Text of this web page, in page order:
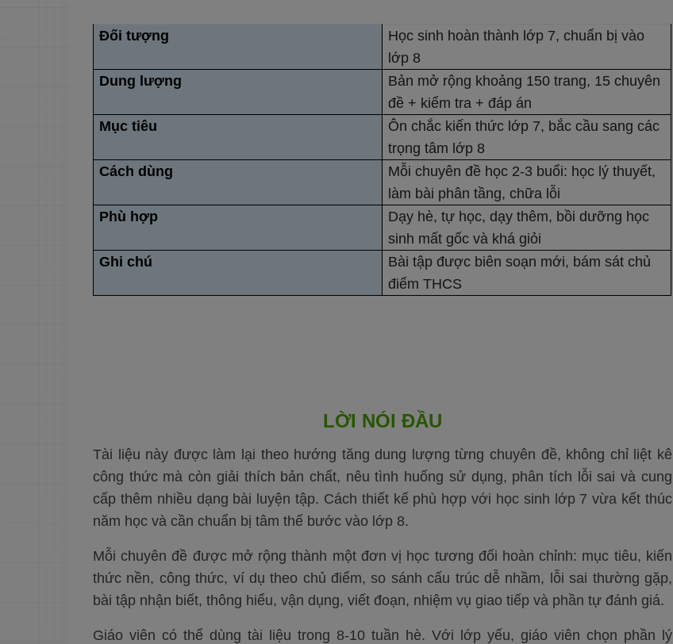
Nhận biết và thông hiểu
10. Bài tập mở rộng -
Sửa lỗi chuyên sâu
Viết câu và viết đoạn
13. Phiếu tự kiểm tra
cuối chuyên đề
cường số 1 - Củng cố
công thức
cường số 2 - Vận dụng
theo ngữ cảnh
cường số 3 - Dịch ý và
3. Phân tích mở rộng
và mẹo ghi nhớ
4. Bảng công thức và
ví dụ
5. So sánh dễ nhầm
tránh
7. Bài tập tự luyện cơ
bản
A. Xác định câu
Đối tượng
Học sinh hoàn thành lớp 7, chuẩn bị vào
lớp 8
Dung lượng
Bản mở rộng khoảng 150 trang, 15 chuyên
đề + kiểm tra + đáp án
Mục tiêu
Ôn chắc kiến thức lớp 7, bắc cầu sang các
trọng tâm lớp 8
Cách dùng
Mỗi chuyên đề học 2-3 buổi: học lý thuyết,
làm bài phân tầng, chữa lỗi
Phù hợp
Dạy hè, tự học, dạy thêm, bồi dưỡng học
sinh mất gốc và khá giỏi
Ghi chú
Bài tập được biên soạn mới, bám sát chủ
điểm THCS
LỜI NÓI ĐẦU
Tài liệu này được làm lại theo hướng tăng dung lượng từng chuyên đề, không chỉ liệt kê
công thức mà còn giải thích bản chất, nêu tình huống sử dụng, phân tích lỗi sai và cung
cấp thêm nhiều dạng bài luyện tập. Cách thiết kế phù hợp với học sinh lớp 7 vừa kết thúc
năm học và cần chuẩn bị tâm thế bước vào lớp 8.
Mỗi chuyên đề được mở rộng thành một đơn vị học tương đối hoàn chỉnh: mục tiêu, kiến
thức nền, công thức, ví dụ theo chủ điểm, so sánh cấu trúc dễ nhầm, lỗi sai thường gặp,
bài tập nhận biết, thông hiểu, vận dụng, viết đoạn, nhiệm vụ giao tiếp và phần tự đánh giá.
Giáo viên có thể dùng tài liệu trong 8-10 tuần hè. Với lớp yếu, giáo viên chọn phần lý